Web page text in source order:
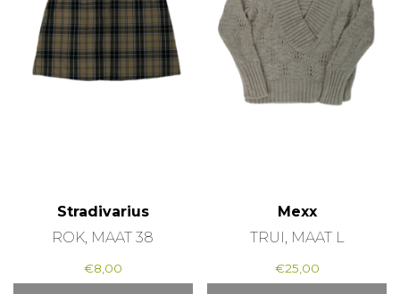
Stradivarius
ROK, MAAT 38
€8,00
Mexx
TRUI, MAAT L
€25,00